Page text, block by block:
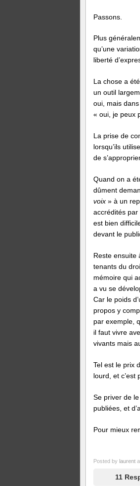
Passons.
Plus
qu’une
liberté
La chose a
un outil
oui, mais
« oui, je peux
La prise de
lorsqu’ils
de
Quand on a
dûment
voix » à un
accrédités
est bien
devant le
Reste ensuite
tenants du
mémoire qui
a vu se
Car le poids
propos y
par exemple,
il faut vivre
vivants mais
Tel est le prix
lourd, et c’est
Se priver de
publiées, et
Pour mieux
Posted by laurent
11